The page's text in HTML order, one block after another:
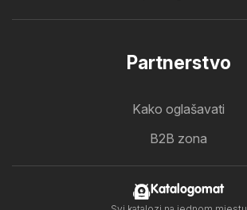
Partnerstvo
Kako oglašavati
B2B zona
Katalogomat